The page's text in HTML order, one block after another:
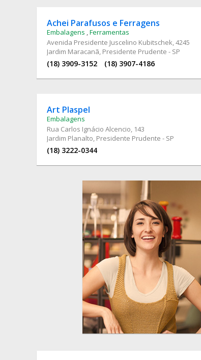
Achei Parafusos e Ferragens
Embalagens ,Ferramentas
Avenida Presidente Juscelino Kubitschek, 4245
Jardim Maracanã, Presidente Prudente - SP
(18) 3909-3152 (18) 3907-4186
Art Plaspel
Embalagens
Rua Carlos Ignácio Alcencio, 143
Jardim Planalto, Presidente Prudente - SP
(18) 3222-0344